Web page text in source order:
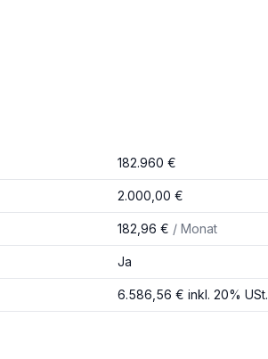
182.960 €
2.000,00 €
182,96 € / Monat
Ja
6.586,56 € inkl. 20% USt.